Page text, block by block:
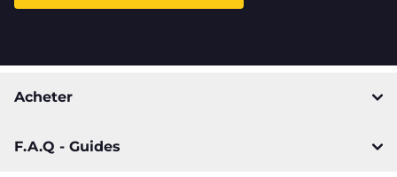
Acheter
F.A.Q - Guides